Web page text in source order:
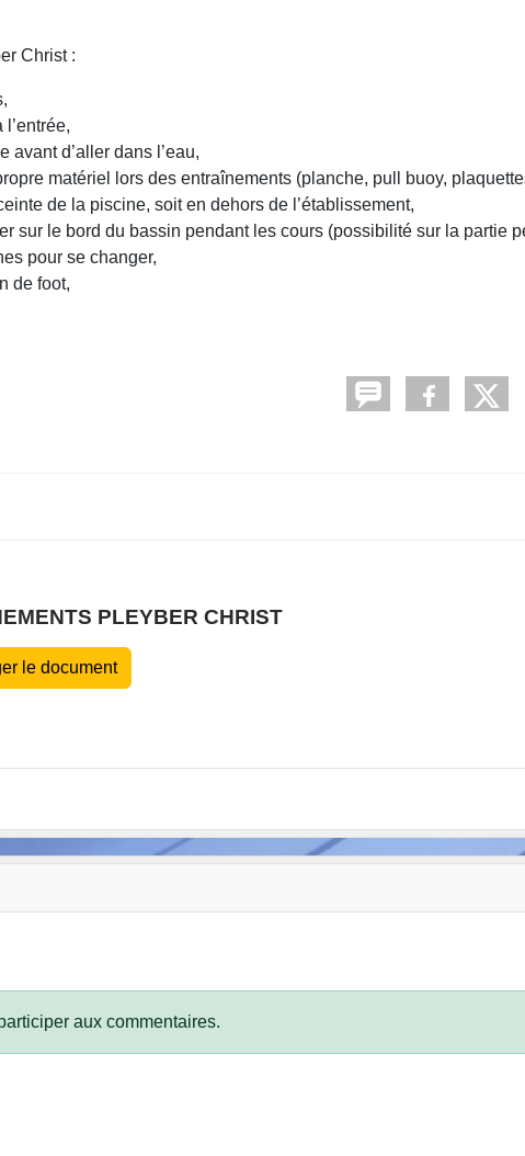
Christ :
avant d’aller dans l’eau,
matériel lors des entraînements (planche, pull buoy,
de la piscine, soit en dehors de l’établissement,
sur le bord du bassin pendant les cours (possibilité sur la partie
pour se changer,
de foot,
PLEYBER CHRIST
le document
aux commentaires.